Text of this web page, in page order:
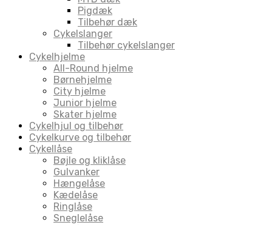
Pigdæk
Tilbehør dæk
Cykelslanger
Tilbehør cykelslanger
Cykelhjelme
All-Round hjelme
Børnehjelme
City hjelme
Junior hjelme
Skater hjelme
Cykelhjul og tilbehør
Cykelkurve og tilbehør
Cykellåse
Bøjle og kliklåse
Gulvanker
Hængelåse
Kædelåse
Ringlåse
Sneglelåse